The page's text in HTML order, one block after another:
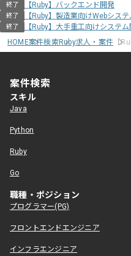
終了 【Ruby】バックエンド開発
終了 【Ruby】製造業向けWebシス
終了
【Ruby】大手重工向けシステ
HOME案件検索Ruby求人・案件 【
案件検索
スキル
Java
Python
Ruby
Go
職種・ポジション
プログラマー(PG)
フロントエンドエンジニア
インフラエンジニア